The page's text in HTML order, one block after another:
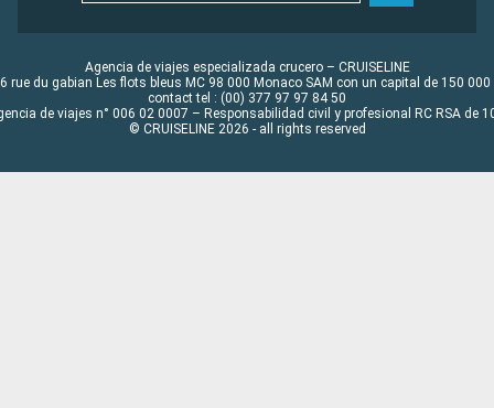
Agencia de viajes especializada crucero – CRUISELINE
rue du gabian Les flots bleus MC 98 000 Monaco SAM con un capital de 150 000
contact tel : (00) 377 97 97 84 50
de viajes n° 006 02 0007 – Responsabilidad civil y profesional RC RSA de
© CRUISELINE 2026 - all rights reserved